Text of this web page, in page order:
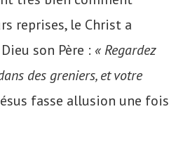
reprises, le Christ a
son Père : « Regardez
des greniers, et votre
fasse allusion une fois